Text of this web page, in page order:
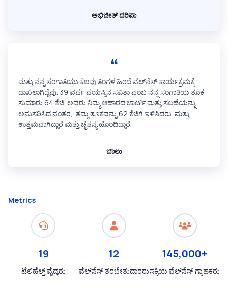
ಅಭಿಜೀತ್ ದರಿಪಾ
❝
ಮತ್ತು ನನ್ನ ಸಂಗಾತಿಯು ಕೆಲವು ತಿಂಗಳ ಹಿಂದೆ ವೆಲ್‌ನೆಸ್‌ ಕಾರ್ಯಕ್ರಮಕ್ಕೆ
ದಾಖಲಾಗಿದ್ದೆವು. 39 ವರ್ಷ ವಯಸ್ಸಿನ ಸವಿತಾ ಎಂಬ ನನ್ನ ಸಂಗಾತಿಯ ತೂಕ
ಸುಮಾರು 64 ಕೆಜಿ. ಅವರು ನಿಮ್ಮ ಆಹಾರದ ಚಾರ್ಟ್ ಮತ್ತು ಸಲಹೆಯನ್ನು
ಅನುಸರಿಸಿದ ನಂತರ, ತಮ್ಮ ತೂಕವನ್ನು 62 ಕೆಜಿಗೆ ಇಳಿಸಿದರು. ಮತ್ತು
ಉತ್ತಮವಾಗಿದ್ದಾರೆ ಮತ್ತು ಚೈತನ್ಯ ಹೊಂದಿದ್ದಾರೆ.
ಬಾಲು
Metrics
19
ಟೆಲಿಹೆಲ್ತ್ ವೈದ್ಯರು
12
ವೆಲ್‌ನೆಸ್‌ ತರಬೇತುದಾರರು
145,000+
ಸಕ್ರಿಯ ವೆಲ್‌ನೆಸ್‌ ಗ್ರಾಹಕರು